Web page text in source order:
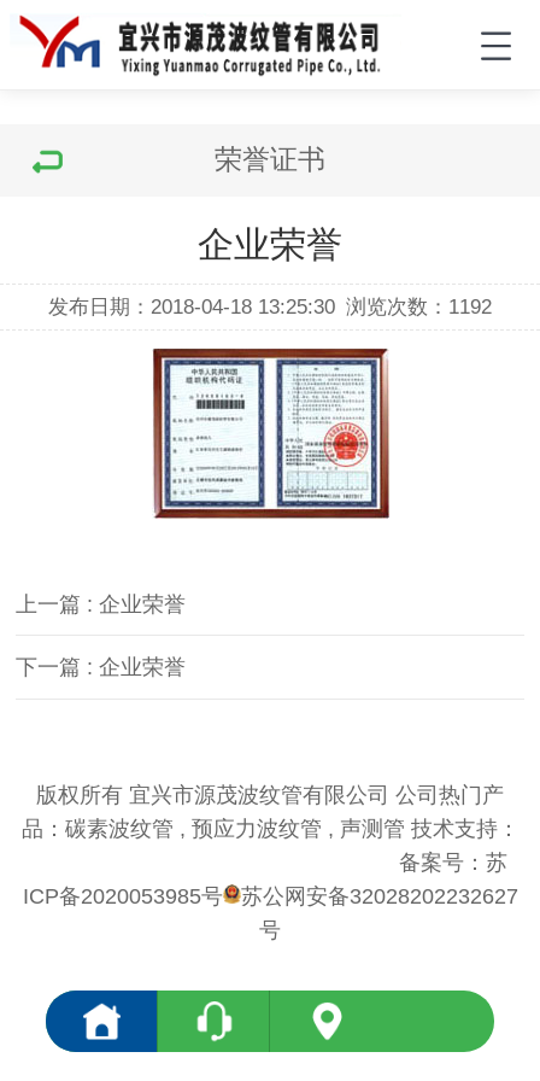
荣誉证书
企业荣誉
发布日期：2018-04-18 13:25:30 浏览次数： 1192
上一篇 : 企业荣誉
下一篇 : 企业荣誉
版权所有 宜兴市源茂波纹管有限公司 公司热门产
品：碳素波纹管 , 预应力波纹管 , 声测管 技术支持：
备案号： 苏
ICP备2020053985号
苏公网安备32028202232627
号
<